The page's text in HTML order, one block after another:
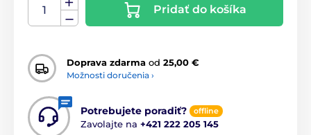
Pridať do košíka
Doprava zdarma od 25,00 €
Možnosti doručenia ›
Potrebujete poradiť? offline
Zavolajte na +421 222 205 145